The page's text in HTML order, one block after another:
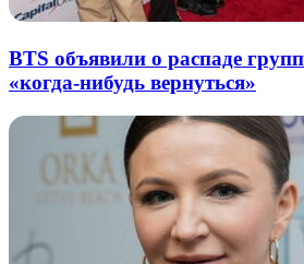
BTS объявили о распаде
«когда-нибудь вернуться»